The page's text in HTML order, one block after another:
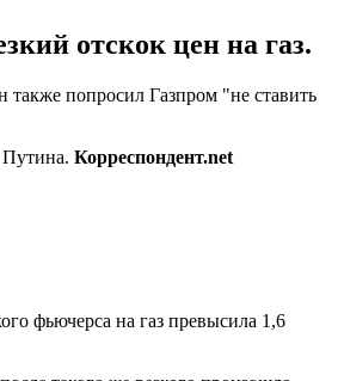
отскок цен на газ.
попросил Газпром "не ставить
Путина. Корреспондент.net
фьючерса на газ превысила 1,6